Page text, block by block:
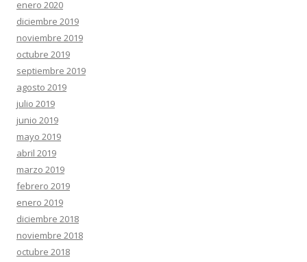
enero 2020
diciembre 2019
noviembre 2019
octubre 2019
septiembre 2019
agosto 2019
julio 2019
junio 2019
mayo 2019
abril 2019
marzo 2019
febrero 2019
enero 2019
diciembre 2018
noviembre 2018
octubre 2018